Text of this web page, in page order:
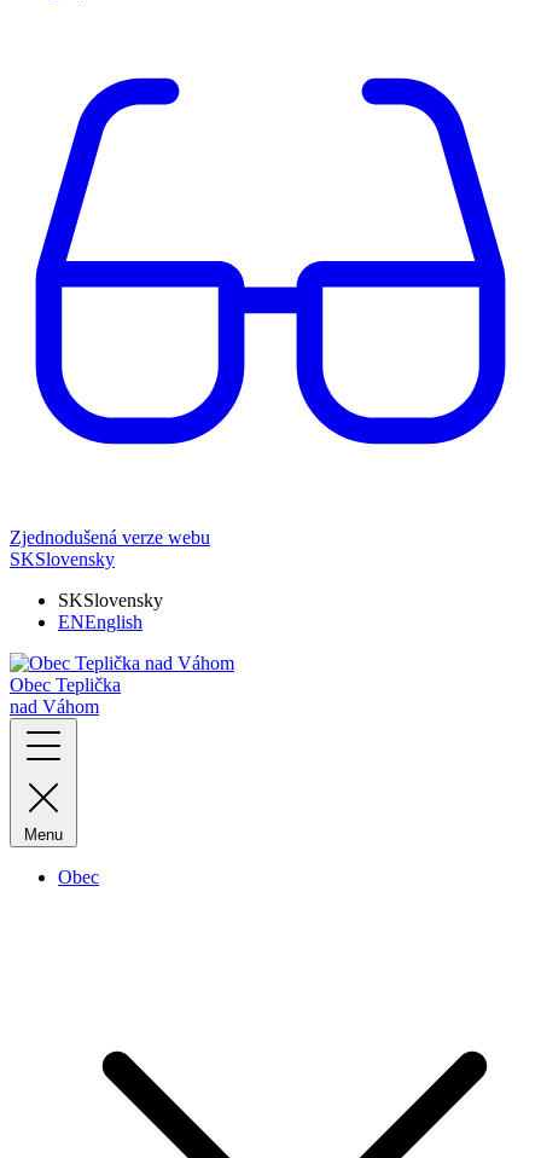
Zjednodušená verze webu
SKSlovensky
SKSlovensky
ENEnglish
Obec Teplička
nad Váhom
Menu
Obec